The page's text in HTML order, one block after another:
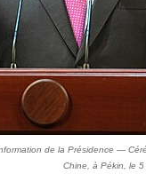
de la Présidence —
Chine, à Pékin, le